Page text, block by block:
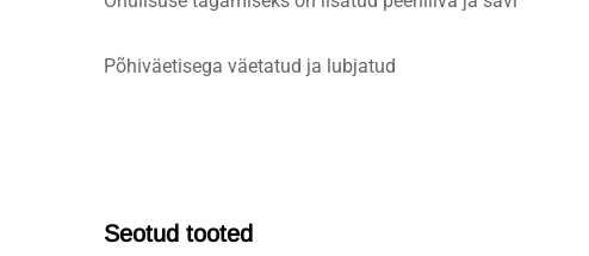
Põhiväetisega väetatud ja lubjatud
Seotud tooted